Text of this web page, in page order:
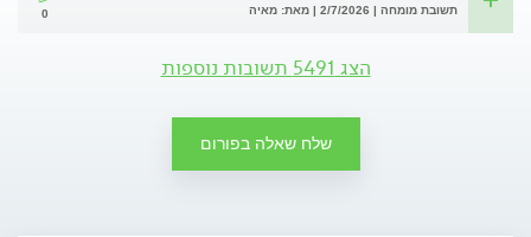
תשובת מומחה | 2/7/2026 | מאת: מאיה 0
הצג 5491 תשובות נוספות
שלח שאלה בפורום